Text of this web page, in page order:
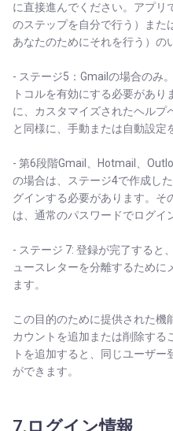
に直接進んでください。アプリ
のステップを自分で行う）また
あなたのためにそれを行う）の
- ステージ5：Gmailの場合のみ
トコルを有効にする必要があ
に、カスタマイズされたヘルプ
と同様に、手動または自動設定
- 第6段階Gmail、Hotmail、
の場合は、ステージ4で作成し
グインする必要があります。そ
は、通常のパスワードでログイ
- ステージ 7: 登録が完了すると
ュースレターを分離するため
ます。
この目的のために提供された機
カウントを追加または削除する
トを追加すると、同じユーザ
ができます。
7.ログイン情報